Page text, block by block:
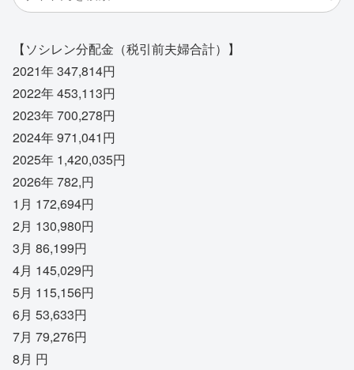
【ソシレン分配金（税引前夫婦合計）】
2021年 347,814円
2022年 453,113円
2023年 700,278円
2024年 971,041円
2025年 1,420,035円
2026年 782,円
1月 172,694円
2月 130,980円
3月 86,199円
4月 145,029円
5月 115,156円
6月 53,633円
7月 79,276円
8月 円